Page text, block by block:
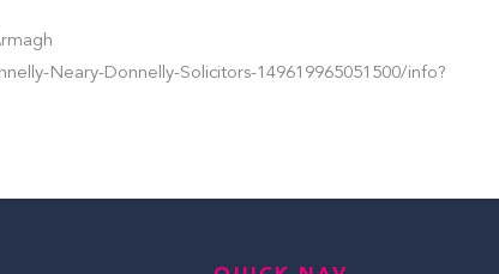
Neary-Donnelly-Solicitors-149619965051500/info?